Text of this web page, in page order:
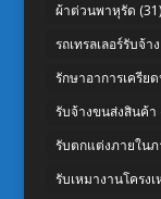
ผ้าต่วนพาหุรัด (31)
รถเทรลเลอร์รับจ้าง
รักษาอาการเครีย
รับจ้างขนส่งสินค้า
รับตกแต่งภายในภ
รับเหมางานโครงเ